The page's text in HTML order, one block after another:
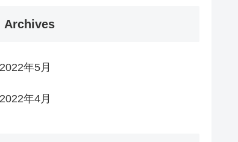
Archives
2022年5月
2022年4月